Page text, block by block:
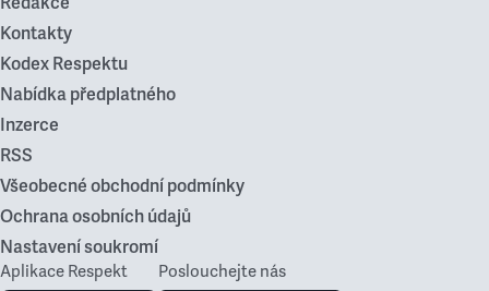
Kontakty
Kodex Respektu
Nabídka předplatného
Inzerce
RSS
Všeobecné obchodní podmínky
Ochrana osobních údajů
Nastavení soukromí
Aplikace Respekt Poslouchejte nás